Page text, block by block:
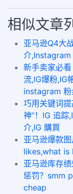
相似文章
亚马逊Q4大
介
新手卖家必
流,IG爆粉,IG
instagram 粉
巧用关键词
神”！IG 追踪
介,IG 購買
亚马逊爆款
likes,what is
亚马逊库存
惩罚？smm
cheap